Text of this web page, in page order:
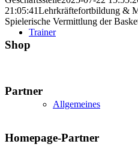
Trainer
Allgemeines
21:05:41Lehrkräftefortbildung &
Spielerische Vermittlung der
Shop
Partner
Homepage-Partner